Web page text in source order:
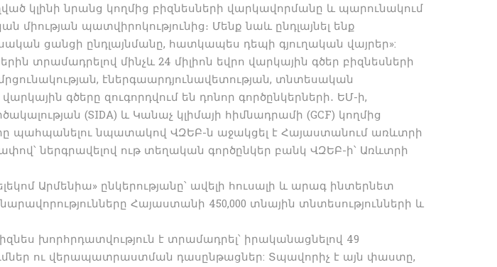
կլինի նրանց կողմից բիզնեսների վարկավորմանը և պարունակում
պատվիրոկությունից։ Մենք նաև ընդլայնել ենք
ցանցի ընդլայնմանը, հատկապես դեպի գյուղական վայրեր»:
տրամադրելով մինչև 24 միլիոն եվրո վարկային գծեր բիզնեսների
էներգաարդյունավետության, տնտեսական
գծերը զուգորդվում են դոնոր գործընկերների․ ԵՄ-ի,
(SIDA) և Կանաչ կլիմայի հիմնադրամի (GCF) կողմից
պահպանելու նպատակով ՎԶԵԲ-ն աջակցել է Հայաստանում առևտրի
ներգրավելով ութ տեղական գործընկեր բանկ ՎԶԵԲ-ի՝ Առևտրի
Արմենիա» ընկերությանը՝ ավելի հուսալի և արագ ինտերնետ
Հայաստանի 450,000 տնային տնտեսությունների և
խորհրդատվություն է տրամադրել՝ իրականացնելով 49
ու վերապատրաստման դասընթացներ: Տպավորիչ է այն փաստը,